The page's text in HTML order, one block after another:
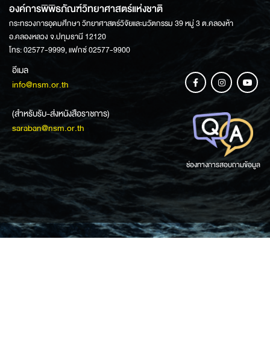
องค์การพิพิธภัณฑ์วิทยาศาสตร์แห่งชาติ
กระทรวงการอุดมศึกษา วิทยาศาสตร์วิจัยและนวัตกรรม 39 หมู่ 3 ต.คลองห้า
อ.คลองหลวง จ.ปทุมธานี 12120
โทร: 02577-9999, แฟกซ์ 02577-9900
อีเมล
info@nsm.or.th
(สำหรับรับ-ส่งหนังสือราชการ)
saraban@nsm.or.th
ช่องทางการสอบถามข้อมูล